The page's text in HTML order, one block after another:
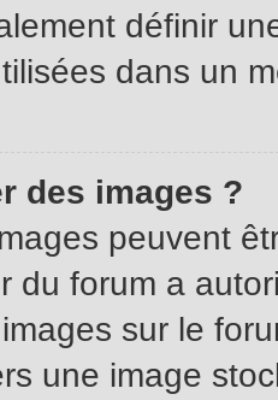
définir
dans un
des images ?
peuvent
du forum a
sur le
une image